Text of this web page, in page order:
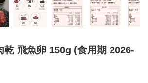
乾 飛魚卵 150g (食用期 2026-